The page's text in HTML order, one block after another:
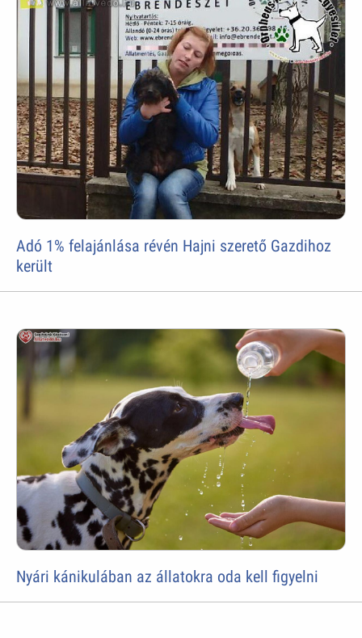
Adó 1% felajánlása révén Hajni szerető Gazdihoz
került
Nyári kánikulában az állatokra oda kell figyelni